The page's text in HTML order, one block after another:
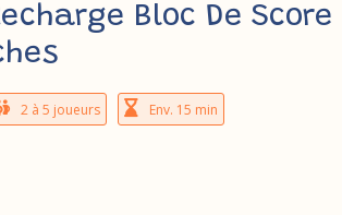
Bloc De Score
2 à 5 joueurs Env. 15 min